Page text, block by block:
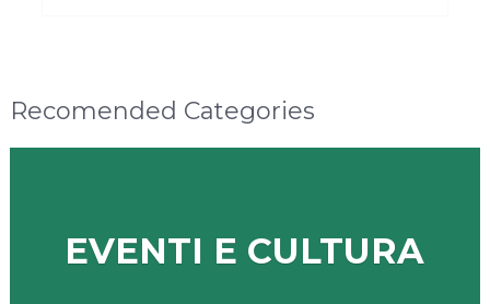
Recomended Categories
EVENTI E CULTURA